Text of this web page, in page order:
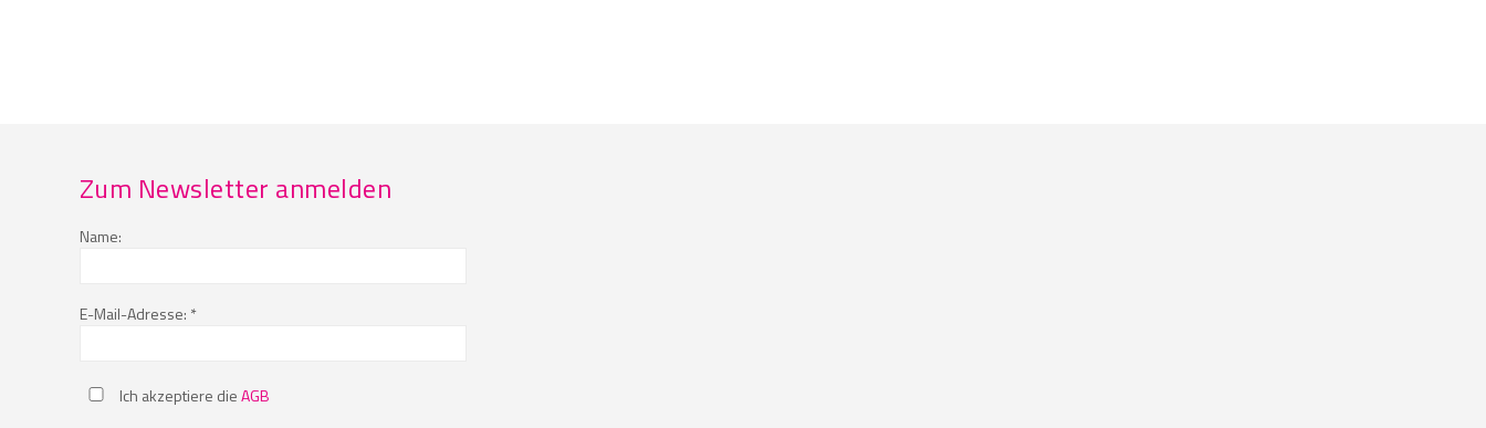
Zum Newsletter anmelden
Name:
E-Mail-Adresse: *
Ich akzeptiere dieAGB